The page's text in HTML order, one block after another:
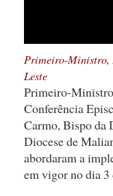
Primeiro-Ministro,
Leste
Primeiro-
Conferência
Carmo, Bispo da
Diocese de
abordaram a
em vigor no dia 3